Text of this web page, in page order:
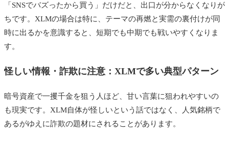
「SNSでバズったから買う」だけだと、出口が分からなくなりが
ちです。XLMの場合は特に、テーマの再燃と実需の裏付けが同
時に出るかを意識すると、短期でも中期でも戦いやすくなりま
す。
怪しい情報・詐欺に注意：XLMで多い典型パターン
暗号資産で一攫千金を狙う人ほど、甘い言葉に狙われやすいの
も現実です。XLM自体が怪しいという話ではなく、人気銘柄で
あるがゆえに詐欺の題材にされることがあります。